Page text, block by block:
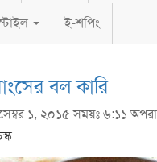
ই-শপিং
বল কারি
১, ২০১৫ সময়ঃ ৬:১১